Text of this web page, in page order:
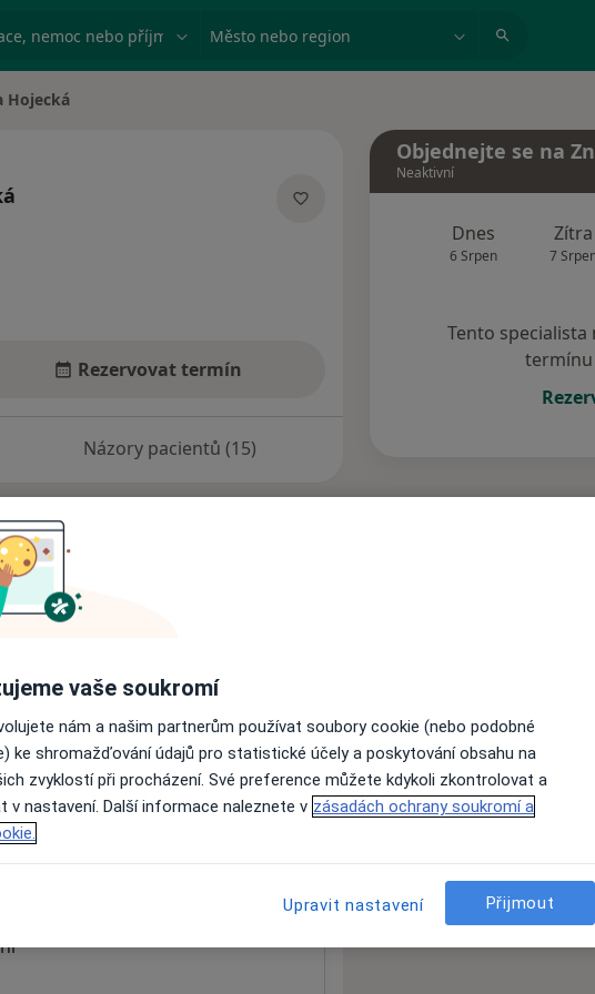
nemoc nebo příjmení Město nebo region
Hojecká
Rezervovat termín
Názory pacientů (15)
nejsou k dispozici
informace o svých službách.
Objednejte se na
Neaktivní
Dnes
6 Srpen
Zítra
7
Tento
termínu
vaše soukromí
nám a našim partnerům používat soubory cookie (nebo podobné
ke shromažďování údajů pro statistické účely a poskytování obsahu na
zvyklostí při procházení. Své preference můžete kdykoli zkontrolovat a
v nastavení. Další informace naleznete v zásadách ochrany soukromí a
Upravit nastavení Přijmout